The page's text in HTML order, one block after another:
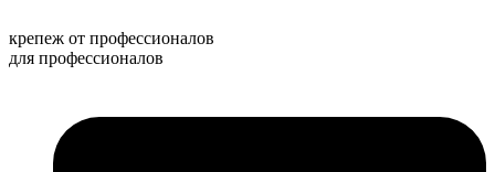
к
содержимому
крепеж от профессионалов
для профессионалов